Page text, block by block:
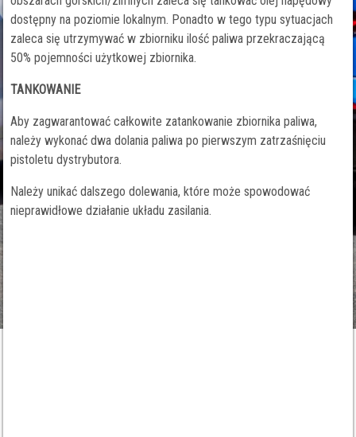
dostępny na poziomie lokalnym. Ponadto w tego typu sytuacjach
zaleca się utrzymywać w zbiorniku ilość paliwa przekraczającą
50% pojemności użytkowej zbiornika.
TANKOWANIE
Aby zagwarantować całkowite zatankowanie zbiornika paliwa,
należy wykonać dwa dolania paliwa po pierwszym zatrzaśnięciu
pistoletu dystrybutora.
Należy unikać dalszego dolewania, które może spowodować
nieprawidłowe działanie układu zasilania.